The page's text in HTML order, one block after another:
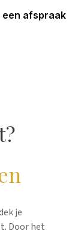
een afspraak
je
Door het